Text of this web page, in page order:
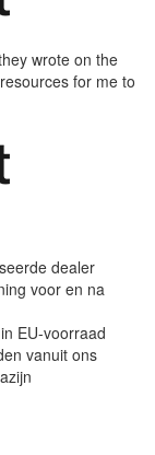
wrote on the
for me to
dealer
voor en na
EU-voorraad
vanuit ons